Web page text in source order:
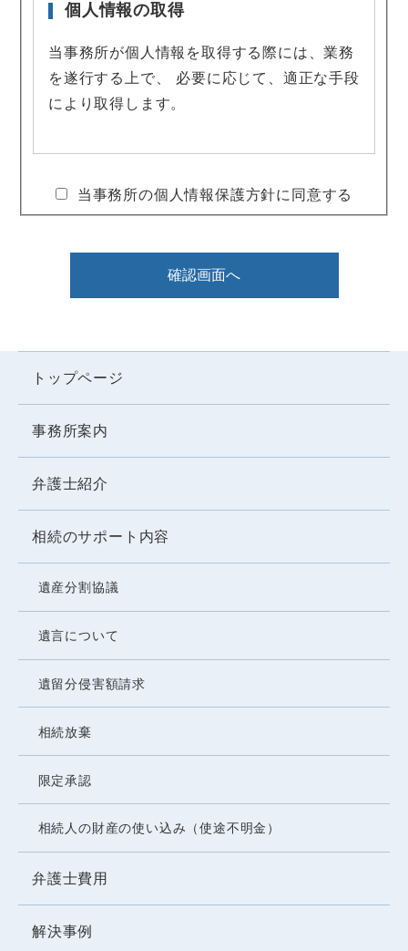
個人情報の取得
当事務所が個人情報を取得する際には、業務
を遂行する上で、 必要に応じて、適正な手段
により取得します。
当事務所では取得した個人情報は、以下の目
ご本人の同意がある場合を除き、 この範囲を
超えて個人情報を利用することはありませ
れに付随する業務
・年賀状等の挨拶状、当事務所の案内等のご
送付
・その他、上記利用目的に付随する業務の遂
行
身分証提示のお願い
当事務所では、犯罪収益移転行為の防止を目
的とする日本弁護士連合会の規定により、ご
依頼を受ける際、ご本人様確認のために、免
第三者への情報提供
当事務所は、個人情報保護法その他の法令を
同意がない限り、個人情報を第三者に提供し
個人情報の安全管理
当事務所の個人情報保護方針に同意する
確認画面へ
トップページ
事務所案内
弁護士紹介
相続のサポート内容
遺産分割協議
遺言について
遺留分侵害額請求
相続放棄
限定承認
相続人の財産の使い込み（使途不明金）
弁護士費用
解決事例